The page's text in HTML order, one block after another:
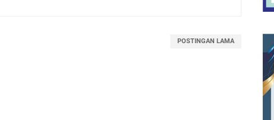
POSTINGAN LAMA